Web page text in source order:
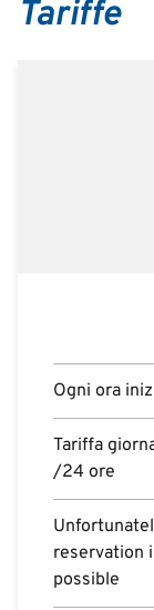
Tariffe
Ogni ora
Tariffa
/24 ore
reservation
possible